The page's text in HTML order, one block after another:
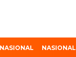
NASIONAL